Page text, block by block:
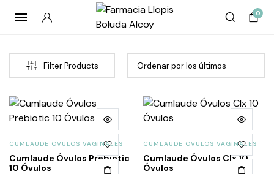
0
Filter Products
CUMLAUDE OVULOS VAGINALES
Cumlaude Óvulos Prebiotic
10 Óvulos
CUMLAUDE OVULOS VAGINALES
Cumlaude Óvulos Clx 10
Óvulos